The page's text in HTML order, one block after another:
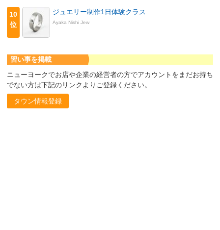
10
位
ジュエリー制作1日体験クラス
Ayaka Nishi Jew
習い事を掲載
ニューヨークでお店や企業の経営者の方でアカウントをまだお持ち
でない方は下記のリンクよりご登録ください。
タウン情報登録